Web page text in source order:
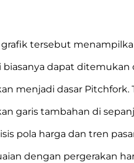
tersebut
dapat
menjadi dasar
garis tambahan di
pola harga dan tren
dengan pergerakan